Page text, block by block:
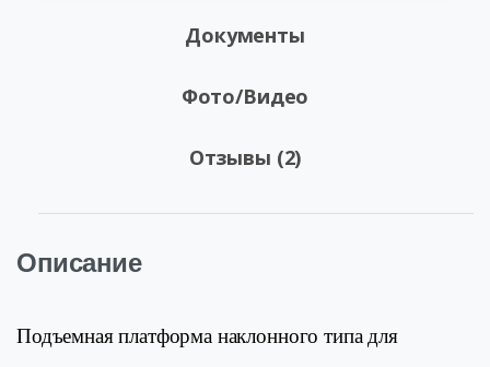
Документы
Фото/Видео
Отзывы (2)
Описание
Подъемная платформа наклонного типа для